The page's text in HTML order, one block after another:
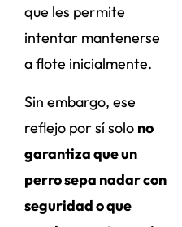
que les permite
intentar mantenerse
a flote inicialmente.
Sin embargo, ese
reflejo por sí solo no
garantiza que un
perro sepa nadar con
seguridad o que